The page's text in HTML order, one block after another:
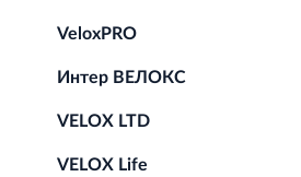
VeloxPRO
Интер ВЕЛОКС
VELOX LTD
VELOX Life